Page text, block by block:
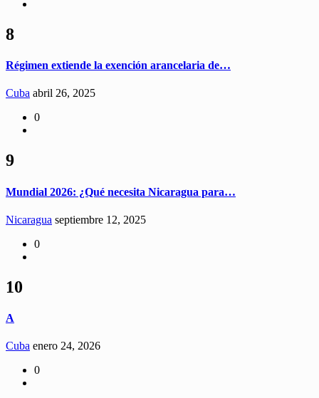
8
Régimen extiende la exención arancelaria de…
Cuba abril 26, 2025
0
9
Mundial 2026: ¿Qué necesita Nicaragua para…
Nicaragua septiembre 12, 2025
0
10
A
Cuba enero 24, 2026
0